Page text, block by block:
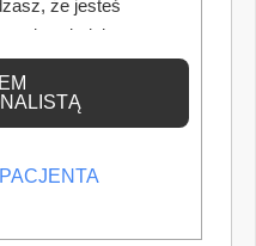
że jesteś
odpowiednią